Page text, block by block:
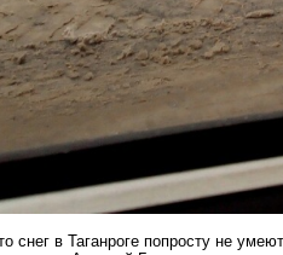
снег в Таганроге попросту не